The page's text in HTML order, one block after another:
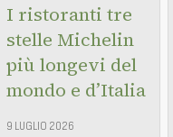
I ristoranti tre
stelle Michelin
più longevi del
mondo e d’Italia
9 LUGLIO 2026